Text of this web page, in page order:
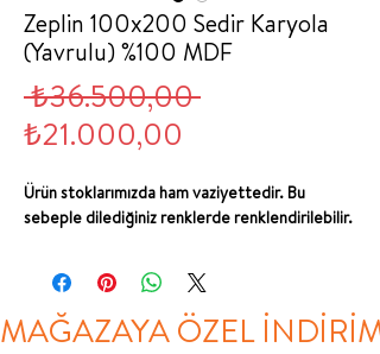
Zeplin 100x200 Sedir Karyola
(Yavrulu) %100 MDF
₺36.500,00 Normal
₺21.000,00
Ürün stoklarımızda ham vaziyettedir. Bu
sebeple dilediğiniz renklerde renklendirilebilir.
MAĞAZAYA ÖZEL İNDİRİM